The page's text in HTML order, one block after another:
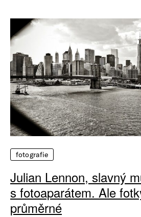
fotografie
Julian Lennon, slavný
s fotoaparátem. Ale
průměrné